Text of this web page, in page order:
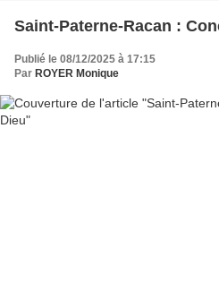
Saint-Paterne-Racan :
Publié le 08/12/2025 à 17:15
Par ROYER Monique